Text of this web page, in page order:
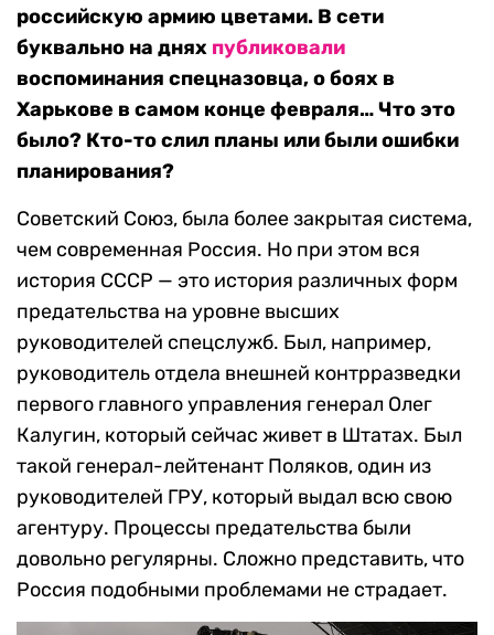
российскую армию цветами. В сети
буквально на днях публиковали
воспоминания спецназовца, о боях в
Харькове в самом конце февраля… Что это
было? Кто-то слил планы или были ошибки
планирования?
Советский Союз, была более закрытая система,
чем современная Россия. Но при этом вся
история СССР — это история различных форм
предательства на уровне высших
руководителей спецслужб. Был, например,
руководитель отдела внешней контрразведки
первого главного управления генерал Олег
Калугин, который сейчас живет в Штатах. Был
такой генерал-лейтенант Поляков, один из
руководителей ГРУ, который выдал всю свою
агентуру. Процессы предательства были
довольно регулярны. Сложно представить, что
Россия подобными проблемами не страдает.